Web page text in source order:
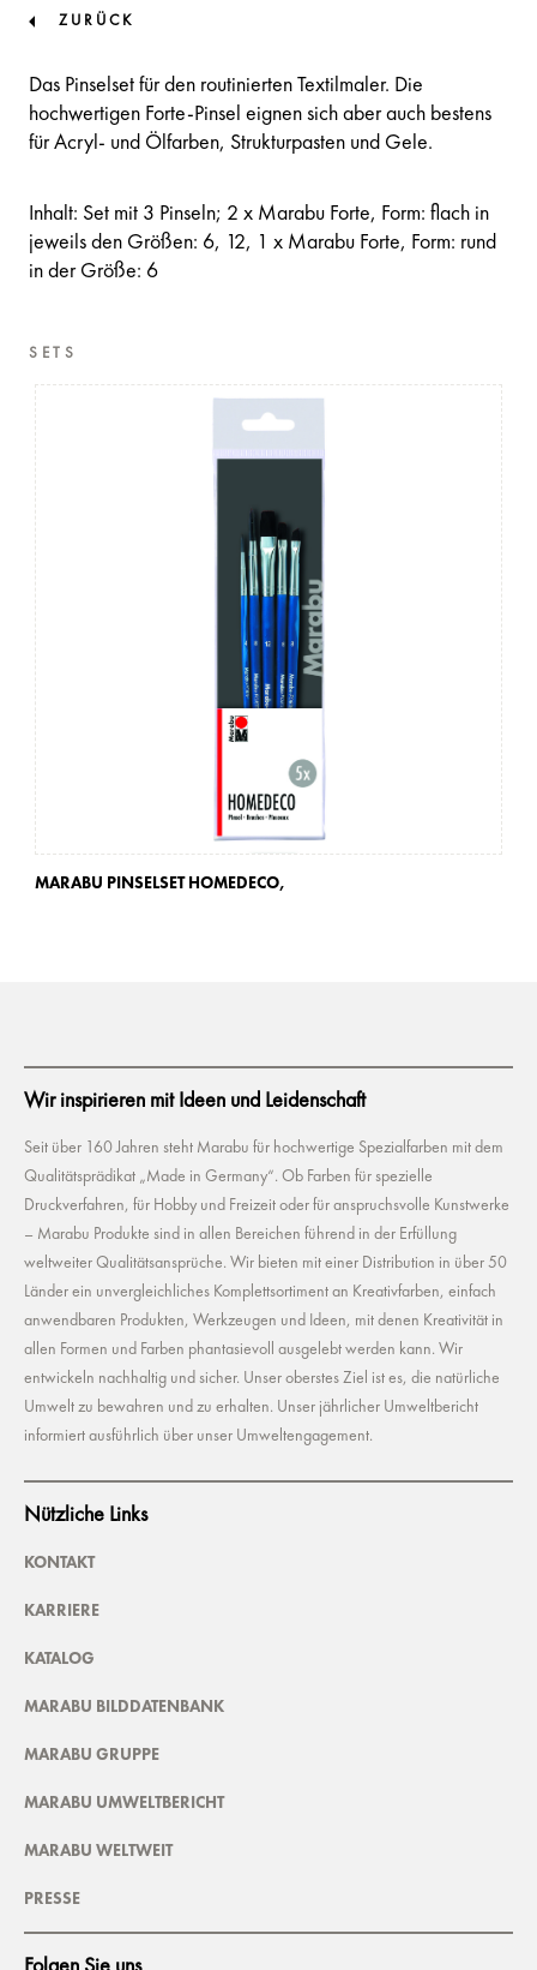
ZURÜCK
Das Pinselset für den routinierten Textilmaler. Die
hochwertigen Forte-Pinsel eignen sich aber auch bestens
für Acryl- und Ölfarben, Strukturpasten und Gele.
Inhalt: Set mit 3 Pinseln; 2 x Marabu Forte, Form: flach in
jeweils den Größen: 6, 12, 1 x Marabu Forte, Form: rund
in der Größe: 6
SETS
MARABU PINSELSET HOMEDECO,
Wir inspirieren mit Ideen und Leidenschaft
Seit über 160 Jahren steht Marabu für hochwertige Spezialfarben mit dem
Qualitätsprädikat „Made in Germany“. Ob Farben für spezielle
Druckverfahren, für Hobby und Freizeit oder für anspruchsvolle Kunstwerke
– Marabu Produkte sind in allen Bereichen führend in der Erfüllung
weltweiter Qualitätsansprüche. Wir bieten mit einer Distribution in über 50
Länder ein unvergleichliches Komplettsortiment an Kreativfarben, einfach
anwendbaren Produkten, Werkzeugen und Ideen, mit denen Kreativität in
allen Formen und Farben phantasievoll ausgelebt werden kann. Wir
entwickeln nachhaltig und sicher. Unser oberstes Ziel ist es, die natürliche
Umwelt zu bewahren und zu erhalten. Unser jährlicher Umweltbericht
informiert ausführlich über unser Umweltengagement.
Nützliche Links
KONTAKT
KARRIERE
KATALOG
MARABU BILDDATENBANK
MARABU GRUPPE
MARABU UMWELTBERICHT
MARABU WELTWEIT
PRESSE